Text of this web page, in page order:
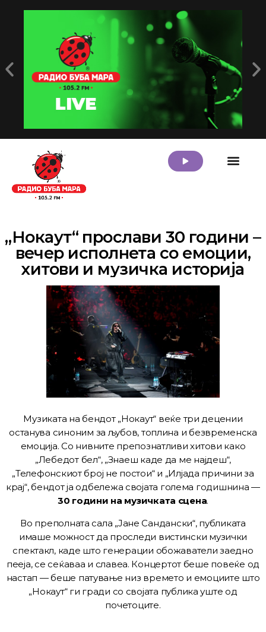
„Нокаут“ прослави 30 години –
вечер исполнета со емоции,
хитови и музичка историја
Музиката на бендот „Нокаут“ веќе три децении
останува синоним за љубов, топлина и безвременска
емоција. Со нивните препознатливи хитови како
„Лебедот бел“, „Знаеш каде да ме најдеш“,
„Телефонскиот број не постои“ и „Илјада причини за
крај“, бендот ја одбележа својата голема годишнина —
30 години на музичката сцена.
Во преполната сала „Јане Сандански“, публиката
имаше можност да проследи вистински музички
спектакл, каде што генерации обожаватели заедно
пееја, се сеќаваа и славеа. Концертот беше повеќе од
настап — беше патување низ времето и емоциите што
„Нокаут“ ги гради со својата публика уште од
почетоците.